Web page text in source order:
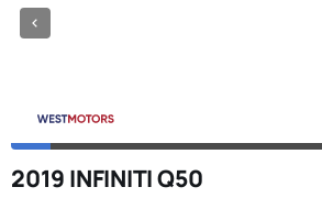
2019 INFINITI Q50